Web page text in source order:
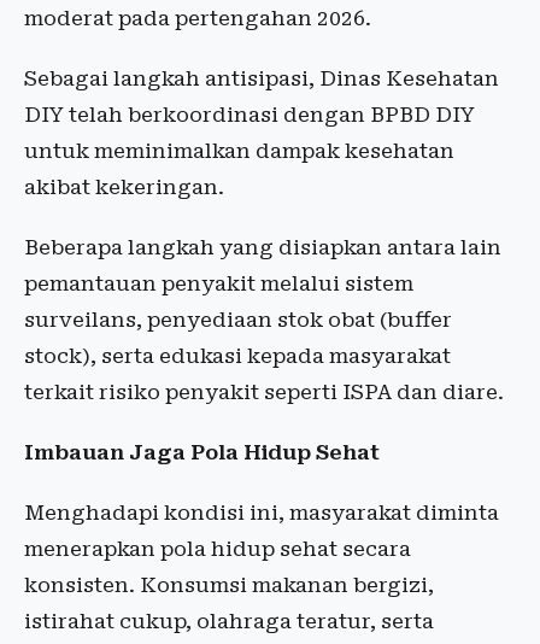
moderat pada pertengahan 2026.
Sebagai langkah antisipasi, Dinas Kesehatan
DIY telah berkoordinasi dengan BPBD DIY
untuk meminimalkan dampak kesehatan
akibat kekeringan.
Beberapa langkah yang disiapkan antara lain
pemantauan penyakit melalui sistem
surveilans, penyediaan stok obat (buffer
stock), serta edukasi kepada masyarakat
terkait risiko penyakit seperti ISPA dan diare.
Imbauan Jaga Pola Hidup Sehat
Menghadapi kondisi ini, masyarakat diminta
menerapkan pola hidup sehat secara
konsisten. Konsumsi makanan bergizi,
istirahat cukup, olahraga teratur, serta